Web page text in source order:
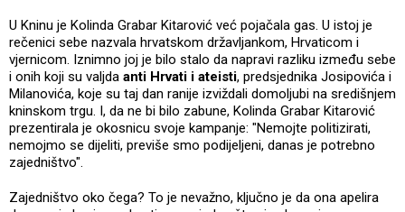
U Kninu je Kolinda Grabar Kitarović već pojačala gas. U istoj je
rečenici sebe nazvala hrvatskom državljankom, Hrvaticom i
vjernicom. Iznimno joj je bilo stalo da napravi razliku između sebe
i onih koji su valjda anti Hrvati i ateisti, predsjednika Josipovića i
Milanovića, koje su taj dan ranije izviždali domoljubi na središnjem
kninskom trgu. I, da ne bi bilo zabune, Kolinda Grabar Kitarović
prezentirala je okosnicu svoje kampanje: "Nemojte politizirati,
nemojmo se dijeliti, previše smo podijeljeni, danas je potrebno
zajedništvo".
Zajedništvo oko čega? To je nevažno, ključno je da ona apelira